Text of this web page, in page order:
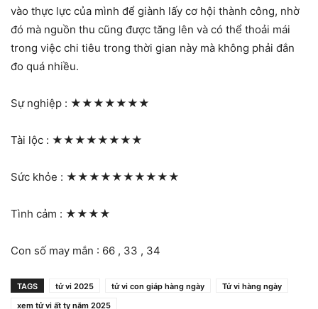
vào thực lực của mình để giành lấy cơ hội thành công, nhờ
đó mà nguồn thu cũng được tăng lên và có thể thoải mái
trong việc chi tiêu trong thời gian này mà không phải đắn
đo quá nhiều.
Sự nghiệp : ★★★★★★★
Tài lộc : ★★★★★★★★
Sức khỏe : ★★★★★★★★★★
Tình cảm : ★★★★
Con số may mắn : 66 , 33 , 34
TAGS tử vi 2025 tử vi con giáp hàng ngày
Tử vi hàng ngày
xem tử vi ất tỵ năm 2025